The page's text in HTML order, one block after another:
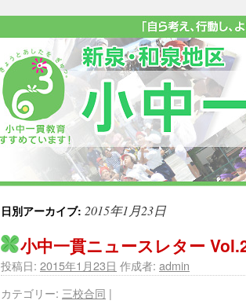
日別アーカイブ: 2015年1月23日
小中一貫ニュースレター
投稿日: 2015年1月23日 作成者: admin
カテゴリー: 三校合同 |